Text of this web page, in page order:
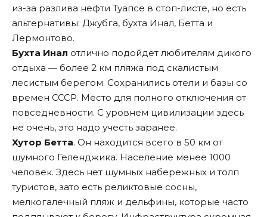
из-за разлива нефти Туапсе в стоп-листе, но есть
альтернативы: Джубга, бухта Инал, Бетта и
Лермонтово.
Бухта Инал отлично подойдет любителям дикого
отдыха — более 2 км пляжа под скалистым
лесистым берегом. Сохранились отели и базы со
времен СССР. Место для полного отключения от
повседневности. С уровнем цивилизации здесь
не очень, это надо учесть заранее.
Хутор Бетта. Он находится всего в 50 км от
шумного Геленджика. Население менее 1000
человек. Здесь нет шумных набережных и толп
туристов, зато есть реликтовые сосны,
мелкогалечный пляж и дельфины, которые часто